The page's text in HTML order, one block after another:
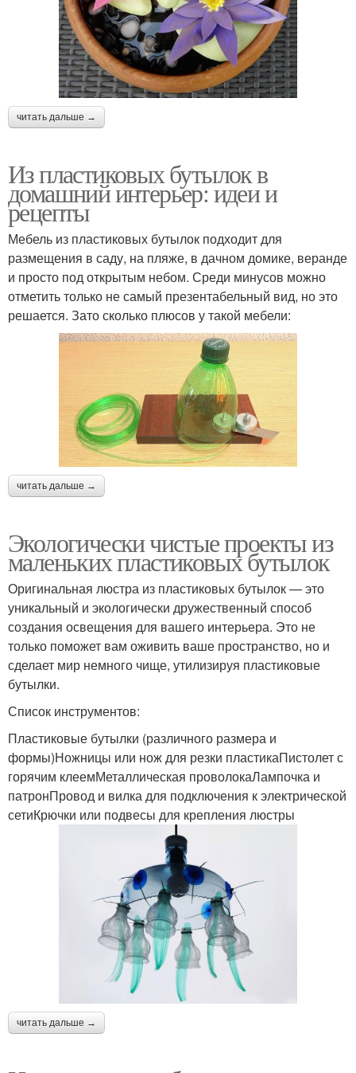
читать дальше →
Из пластиковых бутылок в
домашний интерьер: идеи и
рецепты
Мебель из пластиковых бутылок подходит для
размещения в саду, на пляже, в дачном домике, веранде
и просто под открытым небом. Среди минусов можно
отметить только не самый презентабельный вид, но это
решается. Зато сколько плюсов у такой мебели:
читать дальше →
Экологически чистые проекты из
маленьких пластиковых бутылок
Оригинальная люстра из пластиковых бутылок — это
уникальный и экологически дружественный способ
создания освещения для вашего интерьера. Это не
только поможет вам оживить ваше пространство, но и
сделает мир немного чище, утилизируя пластиковые
бутылки.
Список инструментов:
Пластиковые бутылки (различного размера и
формы)Ножницы или нож для резки пластикаПистолет с
горячим клеемМеталлическая проволокаЛампочка и
патронПровод и вилка для подключения к электрической
сетиКрючки или подвесы для крепления люстры
читать дальше →